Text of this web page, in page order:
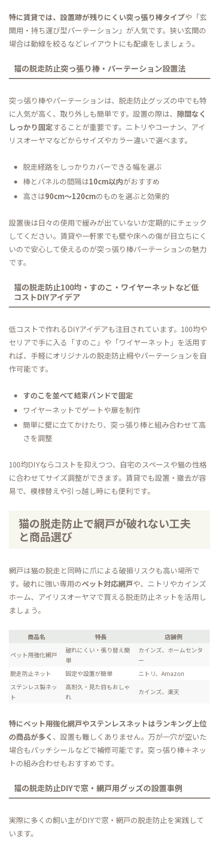
特に賃貸では、設置跡が残りにくい突っ張り棒タイプや「玄
関用・持ち運び型パーテーション」が人気です。狭い玄関の
場合は動線を絞るなどレイアウトにも配慮をしましょう。
猫の脱走防止突っ張り棒・パーテーション設置法
突っ張り棒やパーテーションは、脱走防止グッズの中でも特
に人気が高く、取り外しも簡単です。設置の際は、 隙間なく
しっかり固定することが重要です。ニトリやコーナン、アイ
リスオーヤマなどからサイズやカラー違いで選べます。
脱走経路をしっかりカバーできる幅を選ぶ
棒とパネルの間隔は10cm以内がおすすめ
高さは90cm〜120cmのものを選ぶと効果的
設置後は日々の使用で緩みが出ていないか定期的にチェック
してください。賃貸や一軒家でも壁や床への傷が目立ちにく
いので安心して使えるのが突っ張り棒パーテーションの魅力
です。
猫の脱走防止100均・すのこ・ワイヤーネットなど低
コストDIYアイデア
低コストで作れるDIYアイデアも注目されています。100均や
セリアで手に入る「すのこ」や「ワイヤーネット」を活用す
れば、手軽にオリジナルの脱走防止柵やパーテーションを自
作可能です。
すのこを並べて結束バンドで固定
ワイヤーネットでゲートや扉を制作
簡単に壁に立てかけたり、突っ張り棒と組み合わせて高
さを調整
100均DIYならコストを抑えつつ、自宅のスペースや猫の性格
に合わせてサイズ調整ができます。賃貸でも設置・撤去が容
易で、模様替えや引っ越し時にも便利です。
猫の脱走防止で網戸が破れない工夫
と商品選び
網戸は猫の脱走と同時に爪による破損リスクも高い場所で
す。破れに強い専用のペット対応網戸や、ニトリやカインズ
ホーム、アイリスオーヤマで買える脱走防止ネットを活用し
ましょう。
商品名 特長 店舗例
ペット用強化網戸
破れにくい・張り替え簡
単
カインズ、ホームセンタ
ー
脱走防止ネット
固定や設置が簡単
ニトリ、Amazon
ステンレス製ネッ
ト
高耐久・見た目もおしゃ
れ
カインズ、楽天
特にペット用強化網戸やステンレスネットはランキング上位
の商品が多く 、設置も難しくありません。万が一穴が空いた
場合もパッチシールなどで補修可能です。突っ張り棒＋ネッ
トの組み合わせもおすすめです。
猫の脱走防止DIYで窓・網戸用グッズの設置事例
実際に多くの飼い主がDIYで窓・網戸の脱走防止を実践して
います。